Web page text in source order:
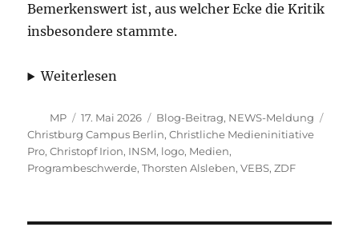
Bemerkenswert ist, aus welcher Ecke die Kritik
insbesondere stammte.
Weiterlesen
Autor
MP
Veröffentlicht
am
17. Mai 2026 Kategorien
Blog-Beitrag, NEWS-Meldung
Christburg Campus Berlin,Christliche Medieninitiative
Pro,Christopf Irion, INSM, logo, Medien,
Programbeschwerde,Thorsten Alsleben,VEBS,ZDF